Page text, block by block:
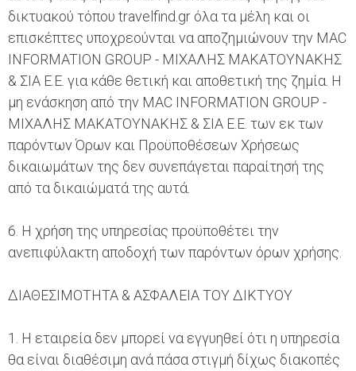
δικτυακού τόπου travelfind.gr όλα τα μέλη και οι
επισκέπτες υποχρεούνται να αποζημιώνουν την MAC
INFORMATION GROUP - ΜΙΧΑΛΗΣ ΜΑΚΑΤΟΥΝΑΚΗΣ
& ΣΙΑ Ε.Ε. για κάθε θετική και αποθετική της ζημία. Η
μη ενάσκηση από την MAC INFORMATION GROUP -
ΜΙΧΑΛΗΣ ΜΑΚΑΤΟΥΝΑΚΗΣ & ΣΙΑ Ε.Ε. των εκ των
παρόντων Όρων και Προϋποθέσεων Χρήσεως
δικαιωμάτων της δεν συνεπάγεται παραίτησή της
από τα δικαιώματά της αυτά.
6. Η χρήση της υπηρεσίας προϋποθέτει την
ανεπιφύλακτη αποδοχή των παρόντων όρων χρήσης.
ΔΙΑΘΕΣΙΜΟΤΗΤΑ & ΑΣΦΑΛΕΙΑ ΤΟΥ ΔΙΚΤΥΟΥ
1. Η εταιρεία δεν μπορεί να εγγυηθεί ότι η υπηρεσία
θα είναι διαθέσιμη ανά πάσα στιγμή δίχως διακοπές